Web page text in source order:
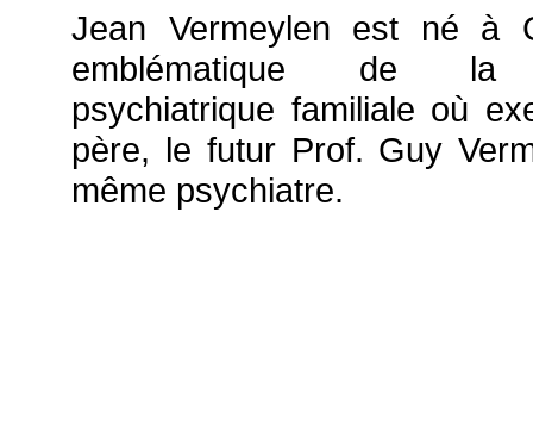
Jean Vermeylen est né à
emblématique de la
psychiatrique familiale où
père, le futur Prof. Guy
même psychiatre.